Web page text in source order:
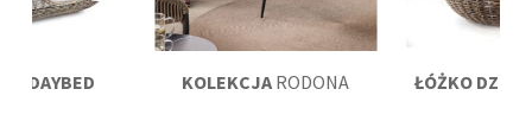
KOLEKCJA RODONA ŁÓŻKO
DAYBED